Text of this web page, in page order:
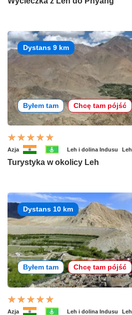
Dystans 9 km
Byłem tam Chcę tam pójść
Azja Leh i dolina Indusu Leh
Turystyka w okolicy Leh
Dystans 10 km
Byłem tam Chcę tam pójść
Azja Leh i dolina Indusu Leh